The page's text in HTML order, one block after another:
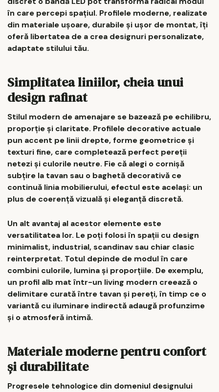
în care percepi spațiul. Profilele moderne, realizate
din materiale ușoare, durabile și ușor de montat, îți
oferă libertatea de a crea designuri personalizate,
adaptate stilului tău.
Simplitatea liniilor, cheia unui
design rafinat
Stilul modern de amenajare se bazează pe echilibru,
proporție și claritate. Profilele decorative actuale
pun accent pe linii drepte, forme geometrice și
texturi fine, care completează perfect pereții
netezi și culorile neutre. Fie că alegi o cornișă
subțire la tavan sau o baghetă decorativă ce
continuă linia mobilierului, efectul este același: un
plus de coerență vizuală și eleganță discretă.
Un alt avantaj al acestor elemente este
versatilitatea lor. Le poți folosi în spații cu design
minimalist, industrial, scandinav sau chiar clasic
reinterpretat. Totul depinde de modul în care
combini culorile, lumina și proporțiile. De exemplu,
un profil alb mat într-un living modern creează o
delimitare curată între tavan și pereți, în timp ce o
variantă cu iluminare indirectă adaugă profunzime
și o atmosferă intimă.
Materiale moderne pentru confort
și durabilitate
Progresele tehnologice din domeniul designului